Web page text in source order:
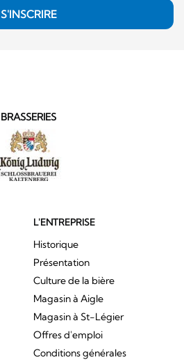
S'INSCRIRE
BRASSERIES
L'ENTREPRISE
Historique
Présentation
Culture de la bière
Magasin à Aigle
Magasin à St-Légier
Offres d'emploi
Conditions générales